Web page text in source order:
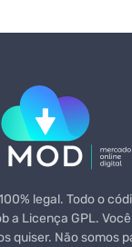
legal. Todo o
a Licença GPL.
quiser. Não somos